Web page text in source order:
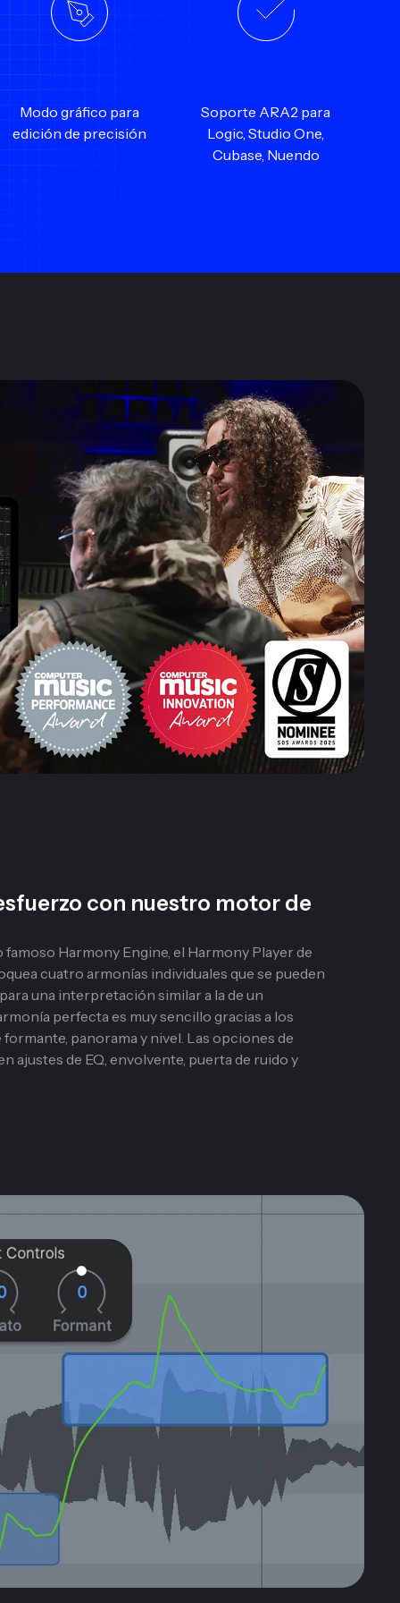
Modo gráfico para
edición de precisión
Soporte ARA2 para
Logic, Studio One,
Cubase, Nuendo
con nuestro motor de
Harmony Engine, el Harmony Player de
cuatro armonías individuales que se pueden
una interpretación similar a la de un
perfecta es muy sencillo gracias a los
panorama y nivel. Las opciones de
ajustes de EQ, envolvente, puerta de ruido y